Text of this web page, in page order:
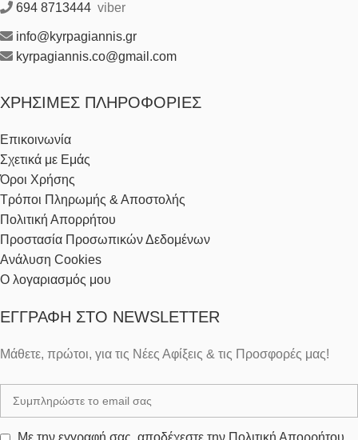
694 8713444 viber
info@kyrpagiannis.gr
kyrpagiannis.co@gmail.com
ΧΡΉΣΙΜΕΣ ΠΛΗΡΟΦΟΡΊΕΣ
Επικοινωνία
Σχετικά με Εμάς
Όροι Χρήσης
Τρόποι Πληρωμής & Αποστολής
Πολιτική Απορρήτου
Προστασία Προσωπικών Δεδομένων
Ανάλυση Cookies
Ο λογαριασμός μου
ΕΓΓΡΑΦΉ ΣΤΟ NEWSLETTER
Μάθετε, πρώτοι, για τις Νέες Αφίξεις & τις Προσφορές μας!